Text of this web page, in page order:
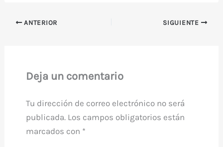
ANTERIOR SIGUIENTE
Deja un comentario
Tu dirección de correo electrónico no será
publicada. Los campos obligatorios están
marcados con *